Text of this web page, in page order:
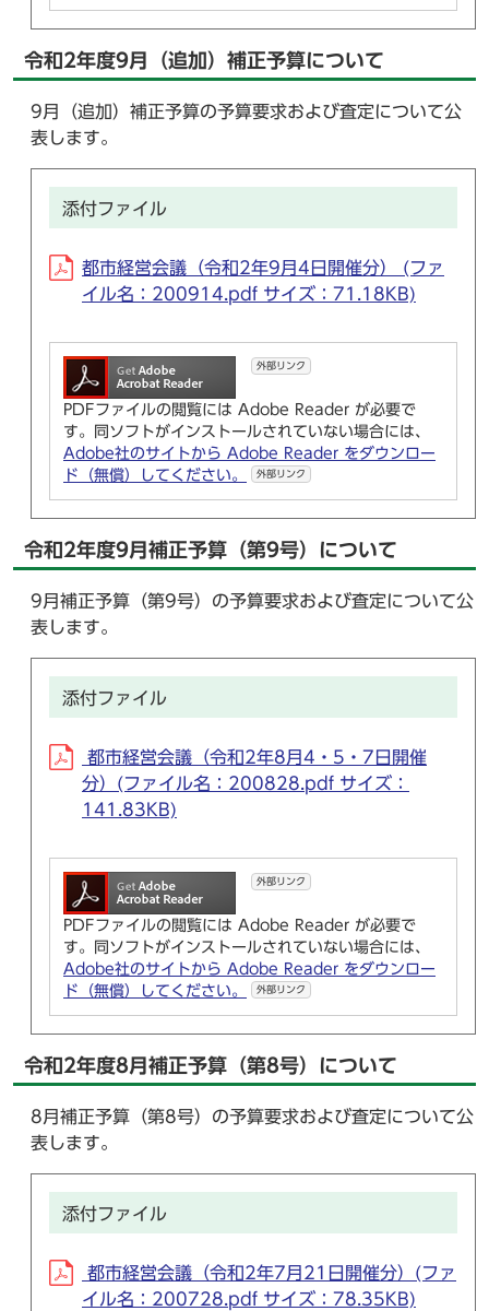
令和2年度9月（追加）補正予算について
9月（追加）補正予算の予算要求および査定について公
表します。
添付ファイル
都市経営会議（令和2年9月4日開催分） (ファ
イル名：200914.pdf サイズ：71.18KB)
外部リンク
PDFファイルの閲覧には Adobe Reader が必要で
す。同ソフトがインストールされていない場合には、
Adobe社のサイトから Adobe Reader をダウンロー
ド（無償）してください。
外部リンク
令和2年度9月補正予算（第9号）について
9月補正予算（第9号）の予算要求および査定について公
表します。
添付ファイル
都市経営会議（令和2年8月4・5・7日開催
分）(ファイル名：200828.pdf サイズ：
141.83KB)
外部リンク
PDFファイルの閲覧には Adobe Reader が必要で
す。同ソフトがインストールされていない場合には、
Adobe社のサイトから Adobe Reader をダウンロー
ド（無償）してください。
外部リンク
令和2年度8月補正予算（第8号）について
8月補正予算（第8号）の予算要求および査定について公
表します。
添付ファイル
都市経営会議（令和2年7月21日開催分）(ファ
イル名：200728.pdf サイズ：78.35KB)